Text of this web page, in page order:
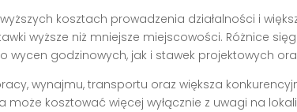
kosztach prowadzenia działalności i
wyższe niż mniejsze miejscowości. Różnice
wycen godzinowych, jak i stawek projektowych
wynajmu, transportu oraz większa
może kosztować więcej wyłącznie z uwagi na